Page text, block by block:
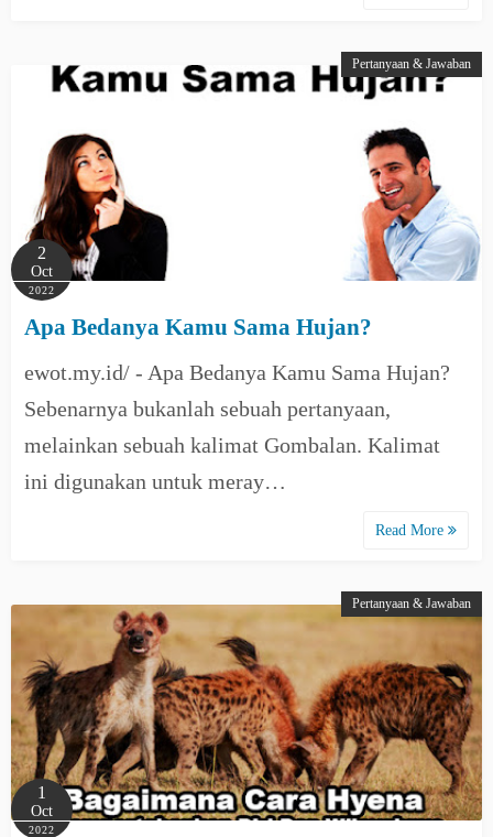
Pertanyaan & Jawaban
2
Oct
2022
Apa Bedanya Kamu Sama Hujan?
ewot.my.id/ - Apa Bedanya Kamu Sama Hujan?
Sebenarnya bukanlah sebuah pertanyaan,
melainkan sebuah kalimat Gombalan. Kalimat
ini digunakan untuk meray…
Read More
Pertanyaan & Jawaban
1
Oct
2022